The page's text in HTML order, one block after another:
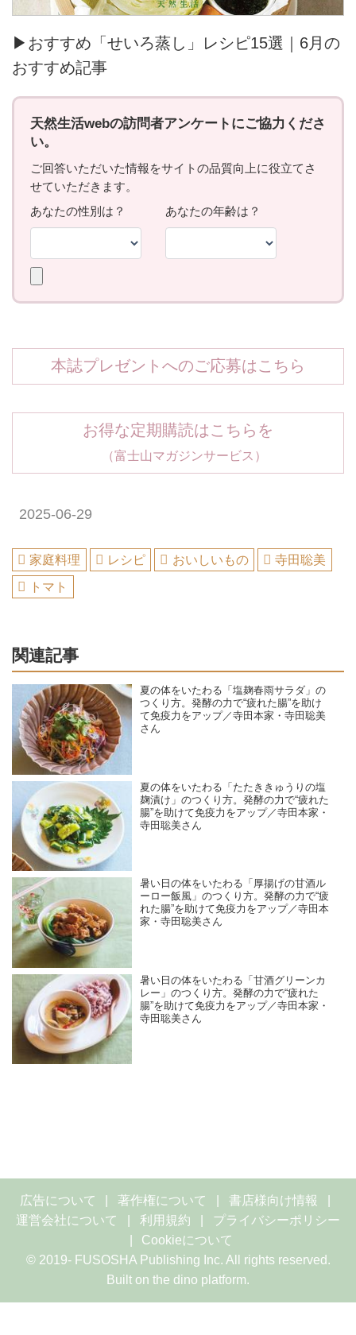
▶おすすめ「せいろ蒸し」レシピ15選｜6月の
おすすめ記事
本誌プレゼントへのご応募はこちら
お得な定期購読はこちらを
（富士山マガジンサービス）
2025-06-29
家庭料理 レシピ おいしいもの
寺田聡美
トマト
関連記事
夏の体をいたわる「塩麹春雨サラダ」の
つくり方。発酵の力で“疲れた腸”を助け
て免疫力をアップ／寺田本家・寺田聡美
さん
夏の体をいたわる「たたききゅうりの塩
麹漬け」のつくり方。発酵の力で“疲れた
腸”を助けて免疫力をアップ／寺田本家・
寺田聡美さん
暑い日の体をいたわる「厚揚げの甘酒ル
ーロー飯風」のつくり方。発酵の力で“疲
れた腸”を助けて免疫力をアップ／寺田本
家・寺田聡美さん
暑い日の体をいたわる「甘酒グリーンカ
レー」のつくり方。発酵の力で“疲れた
腸”を助けて免疫力をアップ／寺田本家・
寺田聡美さん
広告について 著作権について
書店様向け情報
運営会社について
利用規約
プライバシーポリシー
Cookieについて
© 2019- FUSOSHA Publishing Inc. All rights reserved.
Built on the dino platform.